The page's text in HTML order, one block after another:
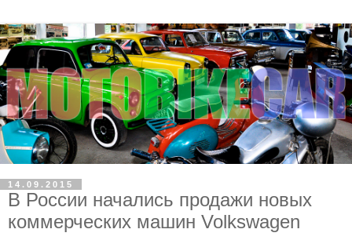
14.09.2015
В России начались продажи новых
коммерческих машин Volkswagen